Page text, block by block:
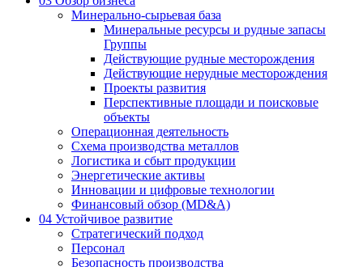
Минерально-сырьевая база
Минеральные ресурсы и рудные запасы
Группы
Действующие рудные месторождения
Действующие нерудные месторождения
Проекты развития
Перспективные площади и поисковые
объекты
Операционная деятельность
Схема производства металлов
Логистика и сбыт продукции
Энергетические активы
Инновации и цифровые технологии
Финансовый обзор (MD&A)
04 Устойчивое развитие
Стратегический подход
Персонал
Безопасность производства